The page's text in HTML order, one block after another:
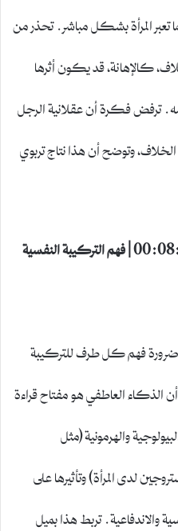
المرأة بشكل مباشر. تحذر من
كالإهانة، قد يكون أثرها
ترفض فكرة أن عقلانية الرجل
وتوضح أن هذا نتاج تربوي
المرحلة الثالثة: 00:05:48 – 00:08:03 | فهم التركيبة النفسية
فهم كل طرف للتركيبة
الذكاء العاطفي هو مفتاح قراءة
والهرمونية (مثل
لدى المرأة) وتأثيرها على
تربط هذا بميل